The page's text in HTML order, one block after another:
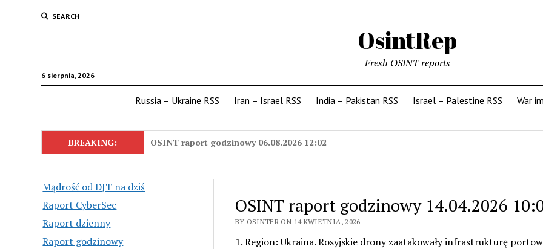
SEARCH
OsintRep
6 sierpnia, 2026
Fresh OSINT reports
Russia – Ukraine RSS Iran – Israel RSS India – Pakistan RSS Israel – Palestine RSS War
BREAKING: OSINT raport godzinowy 06.08.2026 12:02
Mądrość od DJT na dziś
Raport CyberSec
Raport dzienny
Raport godzinowy
OSINT raport godzinowy 14.04.2026
BY OSINTER ON 14 KWIETNIA, 2026
1. Region: Ukraina. Rosyjskie drony zaatakowały infrastrukturę